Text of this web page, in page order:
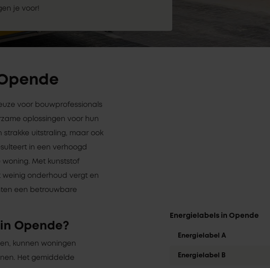
je voor!
voor bouwprofessionals
oplossingen voor hun
strakke uitstraling, maar ook
in een verhoogd
Met kunststof
onderhoud vergt en
een betrouwbare
Opende?
kunnen woningen
Het gemiddelde
Energielabels in Opende
Energielabel A
Energielabel B